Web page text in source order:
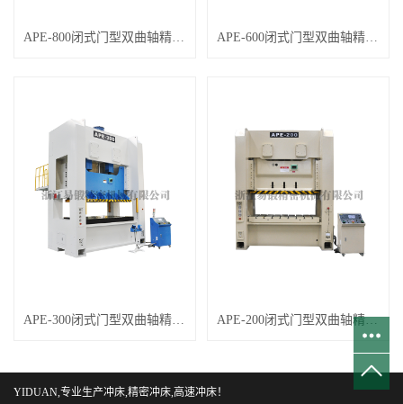
APE-300闭式门型双曲轴精密钢架冲床 APE-200闭式门型双曲轴精密钢架冲床
YIDUAN,专业生产冲床,精密冲床,高速冲床！